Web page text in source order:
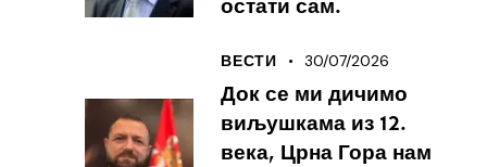
остати сам.
ВЕСТИ 30/07/2026
Док се ми дичимо
виљушкама из 12.
века, Црна Гора нам